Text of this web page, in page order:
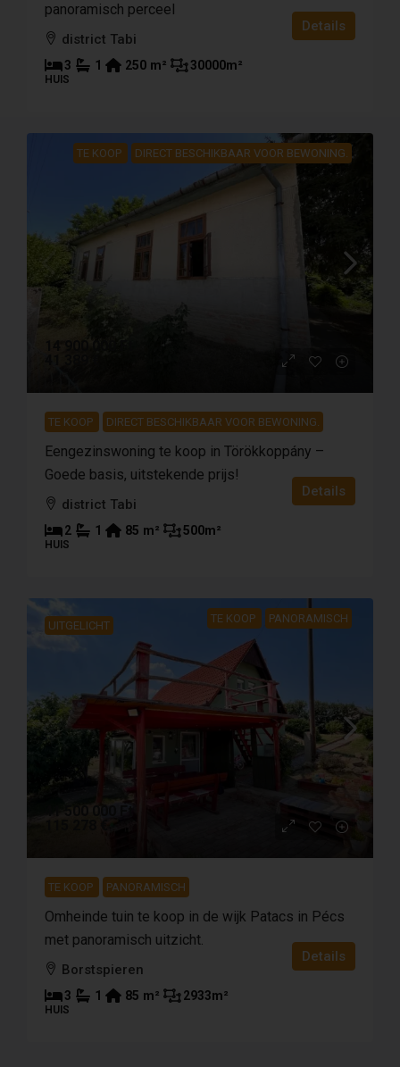
panoramisch perceel
district Tabi
3 1 250 m² 30000m²
HUIS
Details
TE KOOP DIRECT BESCHIKBAAR VOOR BEWONING.
TE KOOP DIRECT BESCHIKBAAR VOOR BEWONING.
Eengezinswoning te koop in Törökkoppány –
Goede basis, uitstekende prijs!
district Tabi
2 1 85 m² 500m²
HUIS
Details
UITGELICHT
TE KOOP PANORAMISCH
TE KOOP PANORAMISCH
Omheinde tuin te koop in de wijk Patacs in Pécs
met panoramisch uitzicht.
Borstspieren
3 1 85 m² 2933m²
HUIS
Details